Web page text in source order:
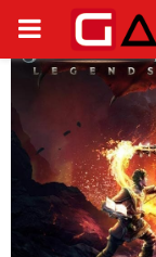
PRIMARY
MENU